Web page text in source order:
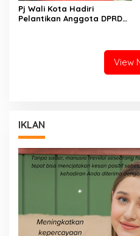
Pj Wali Kota Hadiri
Pelantikan Anggota DPRD
View
IKLAN